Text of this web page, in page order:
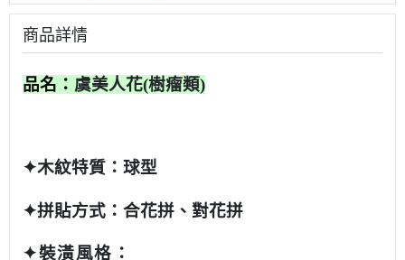
商品詳情
品名： 虞美人花(樹瘤類)
✦木紋特質： 球型
✦拼貼方式： 合花拼、對花拼
✦裝潢風格：